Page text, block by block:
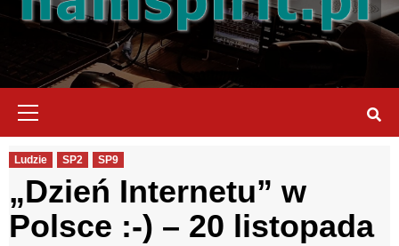
Ludzie SP2 SP9
„Dzień Internetu” w
Polsce :-) – 20 listopada